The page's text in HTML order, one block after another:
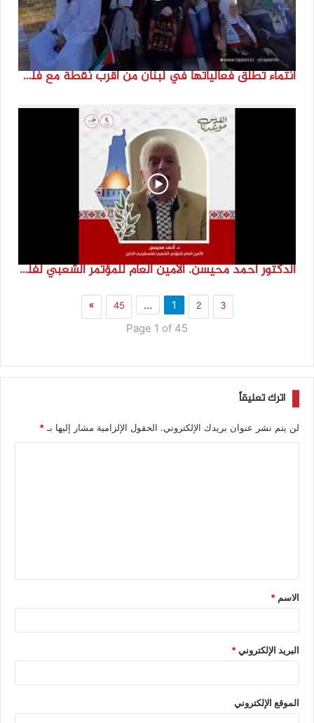
انتماء تطلق فعالياتها في لبنان من أقرب نقطة مع فلسطين المحتلة في ذكرى النكبة_74تقرير: جنى شحرور
الدكتور احمد محيسن. الامين العام للمؤتمر الشعبي لفلسطينيي الخارج
1 2 3
…
45
»
Page 1 of 45
اترك تعليقاً
لن يتم نشر عنوان بريدك الإلكتروني. الحقول الإلزامية مشار إليها بـ *
الاسم *
البريد الإلكتروني*
الموقع الإلكتروني